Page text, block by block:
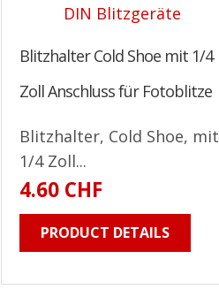
Blitzhalter Cold Shoe mit 1/4
Zoll Anschluss für Fotoblitze
Blitzhalter, Cold Shoe, mit
1/4 Zoll...
4.60 CHF
PRODUCT DETAILS